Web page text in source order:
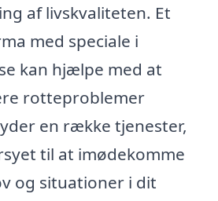
af livskvaliteten. Et
med speciale i
kan hjælpe med at
rotteproblemer
en række tjenester,
til at imødekomme
og situationer i dit